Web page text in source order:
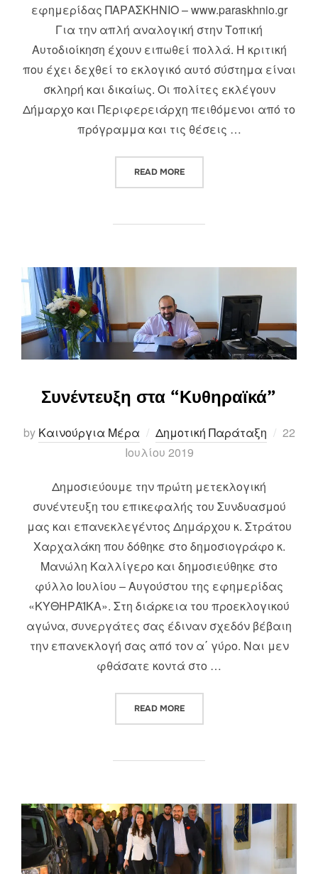
εφημερίδας ΠΑΡΑΣΚΗΝΙΟ – www.paraskhnio.gr
Για την απλή αναλογική στην Τοπική
Αυτοδιοίκηση έχουν ειπωθεί πολλά. Η κριτική
που έχει δεχθεί το εκλογικό αυτό σύστημα είναι
σκληρή και δικαίως. Οι πολίτες εκλέγουν
Δήμαρχο και Περιφερειάρχη πειθόμενοι από το
πρόγραμμα και τις θέσεις …
READ MORE“ΟΛΑ «ΣΤΟ ΠΟΔΙ», ΑΚΟΜΑ ΚΑΙ
Συνέντευξη στα “Κυθηραϊκά”
by Καινούργια Μέρα Δημοτική Παράταξη
Posted
22
Ιουλίου 2019
Δημοσιεύουμε την πρώτη μετεκλογική
συνέντευξη του επικεφαλής του Συνδυασμού
μας και επανεκλεγέντος Δημάρχου κ. Στράτου
Χαρχαλάκη που δόθηκε στο δημοσιογράφο κ.
Μανώλη Καλλίγερο και δημοσιεύθηκε στο
φύλλο Ιουλίου – Αυγούστου της εφημερίδας
«ΚΥΘΗΡΑΪΚΑ». Στη διάρκεια του προεκλογικού
αγώνα, συνεργάτες σας έδιναν σχεδόν βέβαιη
την επανεκλογή σας από τον α΄ γύρο. Ναι μεν
φθάσατε κοντά στο …
READ MORE“ΣΥΝΕΝΤΕΥΞΗ ΣΤΑ